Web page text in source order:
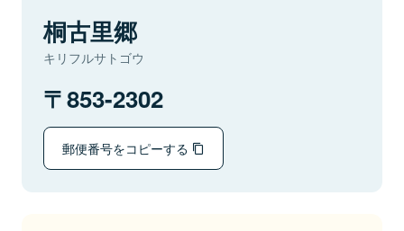
桐古里郷
キリフルサトゴウ
853-2302
郵便番号をコピーする